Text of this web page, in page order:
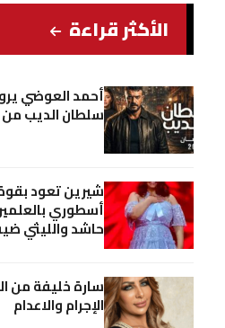
الأكثر قراءة
أحمد العوضي
سلطان الديب من
شيرين تعود
أسطوري
حاشد والليثي
سارة خليفة من
الإجرام والاعدام